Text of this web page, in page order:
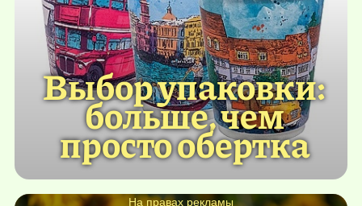
Выбор упаковки:
больше, чем
просто обертка
На правах рекламы